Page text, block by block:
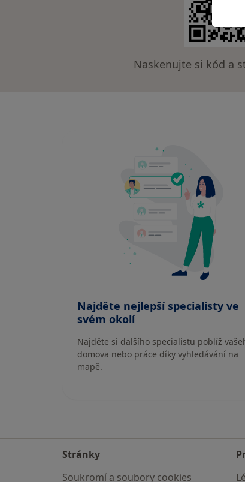
Naskenujte si kód a
Najděte nejlepší specialisty ve
svém okolí
Najděte si dalšího specialistu poblíž
domova nebo práce díky vyhledávání na
mapě.
Stránky
Soukromí a soubory cookies